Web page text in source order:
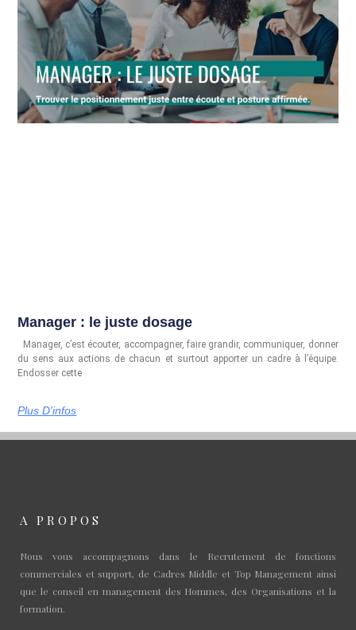
Manager : le juste dosage
Manager, c’est écouter, accompagner, faire grandir, communiquer, donner
du sens aux actions de chacun et surtout apporter un cadre à l’équipe.
Endosser cette
Plus D'infos
A PROPOS
Nous vous accompagnons dans le Recrutement de fonctions
commerciales et support, de Cadres Middle et Top Management ainsi
que le conseil en management des Hommes, des Organisations et la
formation.